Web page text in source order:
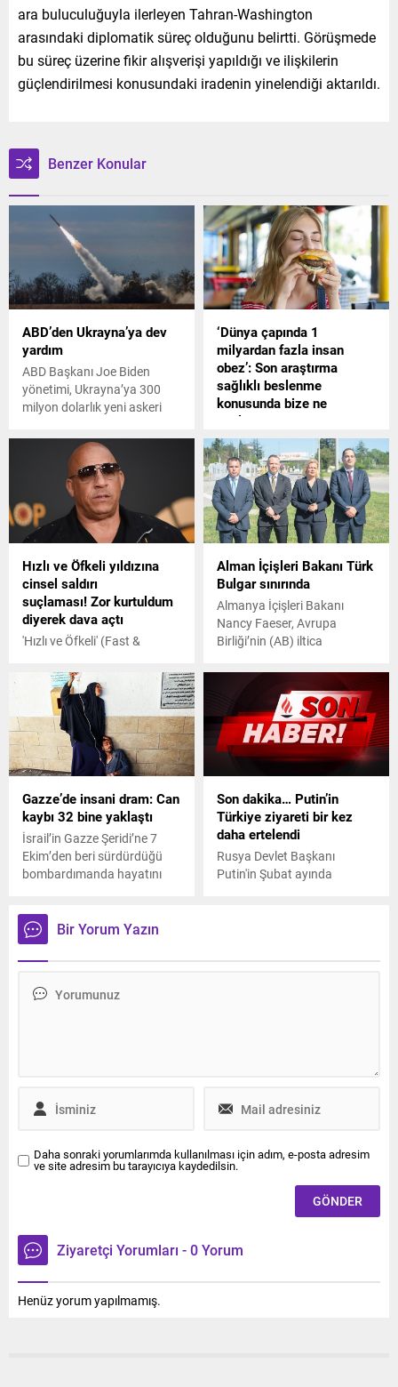
ara buluculuğuyla ilerleyen Tahran-Washington
arasındaki diplomatik süreç olduğunu belirtti. Görüşmede
bu süreç üzerine fikir alışverişi yapıldığı ve ilişkilerin
güçlendirilmesi konusundaki iradenin yinelendiği aktarıldı.
Benzer Konular
ABD’den Ukrayna’ya dev
yardım
ABD Başkanı Joe Biden
yönetimi, Ukrayna’ya 300
milyon dolarlık yeni askeri
‘Dünya çapında 1
milyardan fazla insan
obez’: Son araştırma
sağlıklı beslenme
konusunda bize ne
söylüyor?
Bir araştırma, dünya çapında
bir milyardan fazla insanın
obez olduğunu öne sürdü.
Hızlı ve Öfkeli yıldızına
cinsel saldırı
suçlaması! Zor kurtuldum
diyerek dava açtı
'Hızlı ve Öfkeli' (Fast &
Diesel'in eski asistanı,
Amerikalı aktörü 13 yıl önce
kendisine cinsel saldırıda
bulunmakla suçladı. Ayrıca
saldırıdan birkaç saat sonra
Diesel'in şirketinin kendisini
Alman İçişleri Bakanı Türk
Bulgar sınırında
Almanya İçişleri Bakanı
Nancy Faeser, Avrupa
Birliği’nin (AB) iltica
Parlamentosu’nda
onaylamasından 5 gün
sonra Bulgaristan’ı ziyaret
etti.
Gazze’de insani dram: Can
kaybı 32 bine yaklaştı
İsrail’in Gazze Şeridi’ne 7
Ekim’den beri sürdürdüğü
bombardımanda hayatını
sayısı ise 74 bin 188’e
yükseldi.
Son dakika… Putin’in
Türkiye ziyareti bir kez
daha ertelendi
Rusya Devlet Başkanı
Putin'in Şubat ayında
Bir Yorum Yazın
Daha sonraki yorumlarımda kullanılması için adım, e-posta adresim
ve site adresim bu tarayıcıya kaydedilsin.
Ziyaretçi Yorumları - 0 Yorum
Henüz yorum yapılmamış.